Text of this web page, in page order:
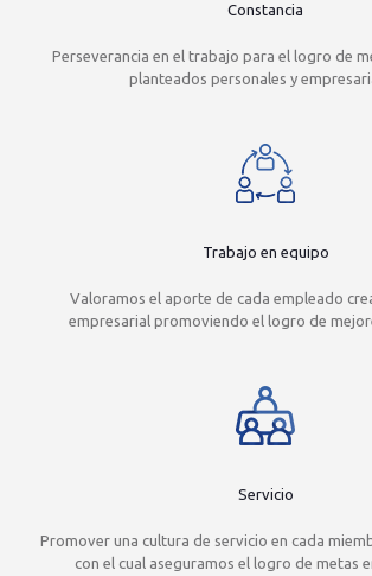
Constancia
Perseverancia en el trabajo para el logro de
planteados personales y
Trabajo en equipo
Valoramos el aporte de cada empleado
empresarial promoviendo el logro de
Servicio
Promover una cultura de servicio en cada
con el cual aseguramos el logro de metas